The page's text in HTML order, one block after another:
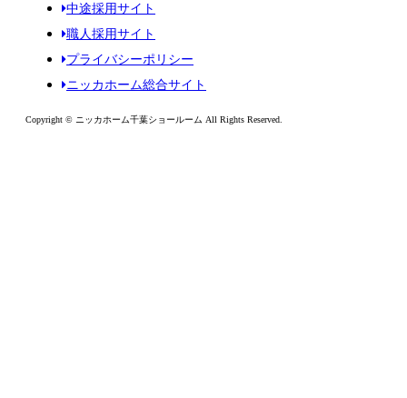
中途採用サイト
職人採用サイト
プライバシーポリシー
ニッカホーム総合サイト
Copyright © ニッカホーム千葉ショールーム All Rights Reserved.